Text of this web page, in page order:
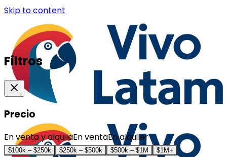
Skip to content
Filtros
Precio
En venta y alquilaEn ventaEn alquiler
$100k – $250k $250k – $500k $500k – $1M $1M+